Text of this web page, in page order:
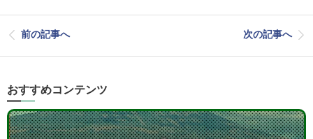
前の記事へ 次の記事へ
おすすめコンテンツ